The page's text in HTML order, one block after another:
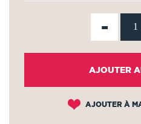
-
AJOUTER
AJOUTER À